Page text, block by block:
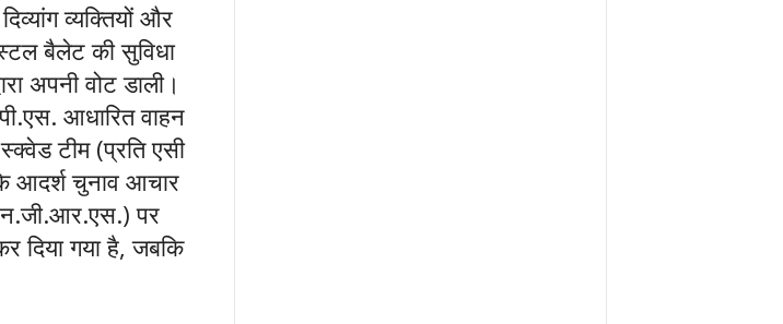
व्यक्तियों और
बैलेट की सुविधा
अपनी वोट डाली।
आधारित वाहन
टीम (प्रति एसी
आदर्श चुनाव आचार
पर
दिया गया है, जबकि